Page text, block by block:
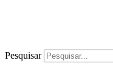
Pesquisar